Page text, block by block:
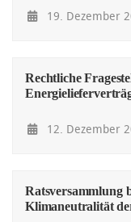
19. Dezember
Rechtliche
12. Dezember
Ratsversammlung
Klimaneutralität